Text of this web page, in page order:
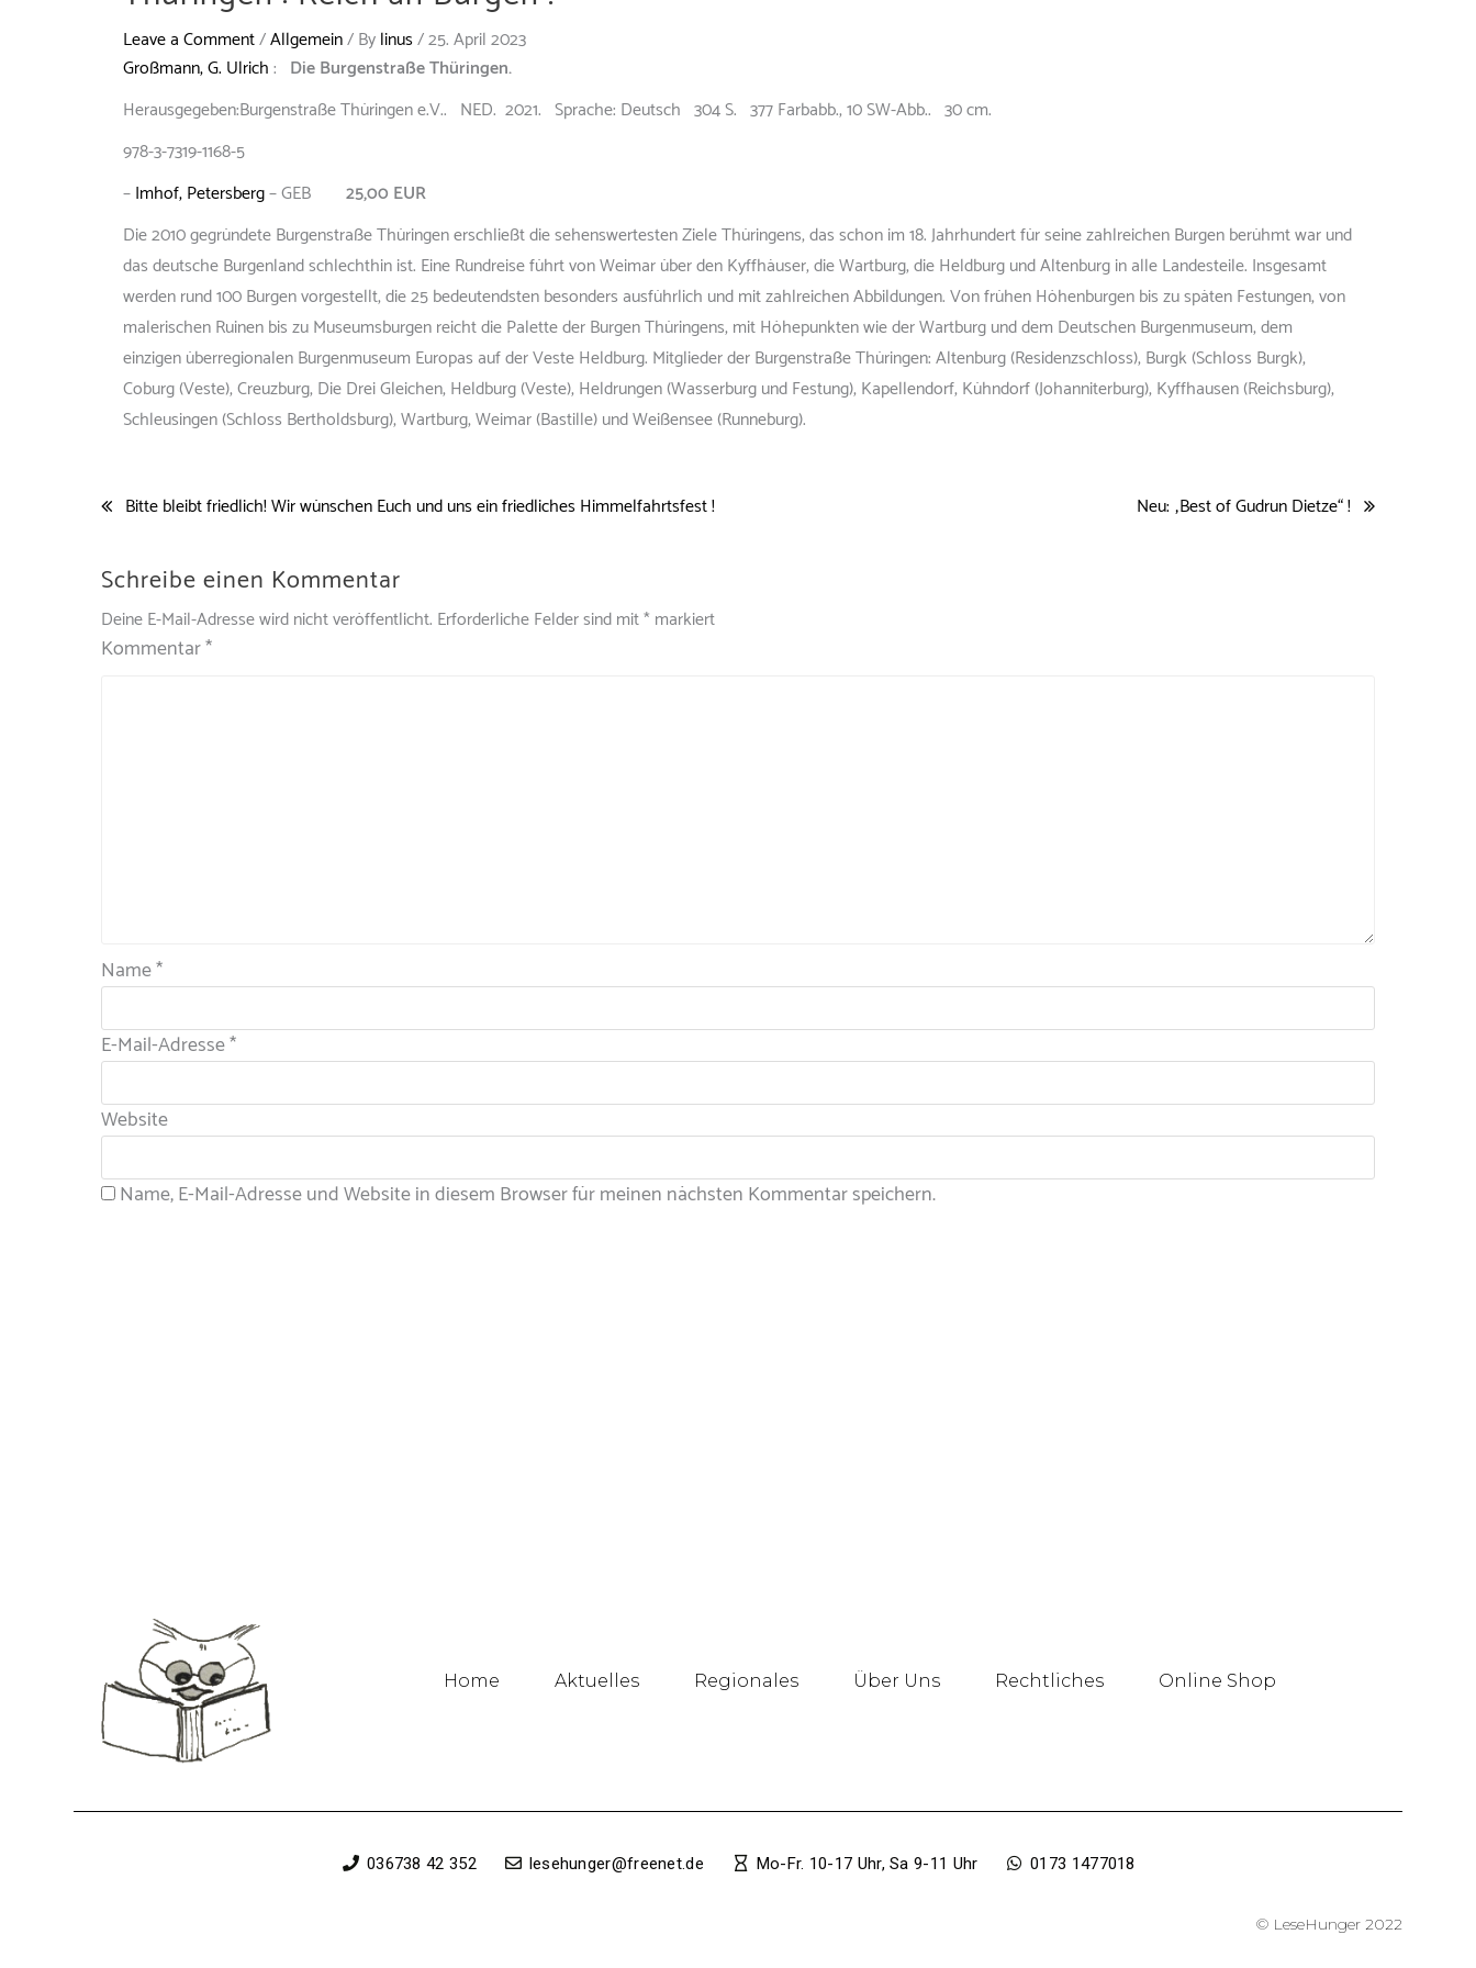
Leave a Comment/Allgemein/ Bylinus/25. April 2023
Großmann, G. Ulrich: Die Burgenstraße Thüringen.
Herausgegeben:Burgenstraße Thüringen e.V.. NED. 2021. Sprache: Deutsch 304 S. 377 Farbabb., 10 SW-Abb.. 30 cm.
978-3-7319-1168-5
–Imhof, Petersberg– GEB 25,00 EUR
Die 2010 gegründete Burgenstraße Thüringen erschließt die sehenswertesten Ziele Thüringens, das schon im 18. Jahrhundert für seine zahlreichen Burgen berühmt war und
das deutsche Burgenland schlechthin ist. Eine Rundreise führt von Weimar über den Kyffhäuser, die Wartburg, die Heldburg und Altenburg in alle Landesteile. Insgesamt
werden rund 100 Burgen vorgestellt, die 25 bedeutendsten besonders ausführlich und mit zahlreichen Abbildungen. Von frühen Höhenburgen bis zu späten Festungen, von
malerischen Ruinen bis zu Museumsburgen reicht die Palette der Burgen Thüringens, mit Höhepunkten wie der Wartburg und dem Deutschen Burgenmuseum, dem
einzigen überregionalen Burgenmuseum Europas auf der Veste Heldburg. Mitglieder der Burgenstraße Thüringen: Altenburg (Residenzschloss), Burgk (Schloss Burgk),
Coburg (Veste), Creuzburg, Die Drei Gleichen, Heldburg (Veste), Heldrungen (Wasserburg und Festung), Kapellendorf, Kühndorf (Johanniterburg), Kyffhausen (Reichsburg),
Schleusingen (Schloss Bertholdsburg), Wartburg, Weimar (Bastille) und Weißensee (Runneburg).
Bitte bleibt friedlich! Wir wünschen Euch und uns ein friedliches Himmelfahrtsfest ! Neu: „Best of Gudrun Dietze“ !
Schreibe einen Kommentar
Deine E-Mail-Adresse wird nicht veröffentlicht. Erforderliche Felder sind mit* markiert
Kommentar*
Name*
E-Mail-Adresse*
Website
Name, E-Mail-Adresse und Website in diesem Browser für meinen nächsten Kommentar speichern.
Home Aktuelles Regionales Über Uns Rechtliches Online Shop
036738 42 352 lesehunger@freenet.de Mo-Fr. 10-17 Uhr, Sa 9-11 Uhr 0173 1477018
© LeseHunger 2022